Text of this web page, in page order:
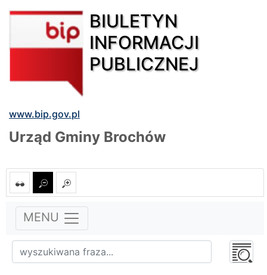
BIULETYN
INFORMACJI
PUBLICZNEJ
www.bip.gov.pl
Urząd Gminy Brochów
MENU